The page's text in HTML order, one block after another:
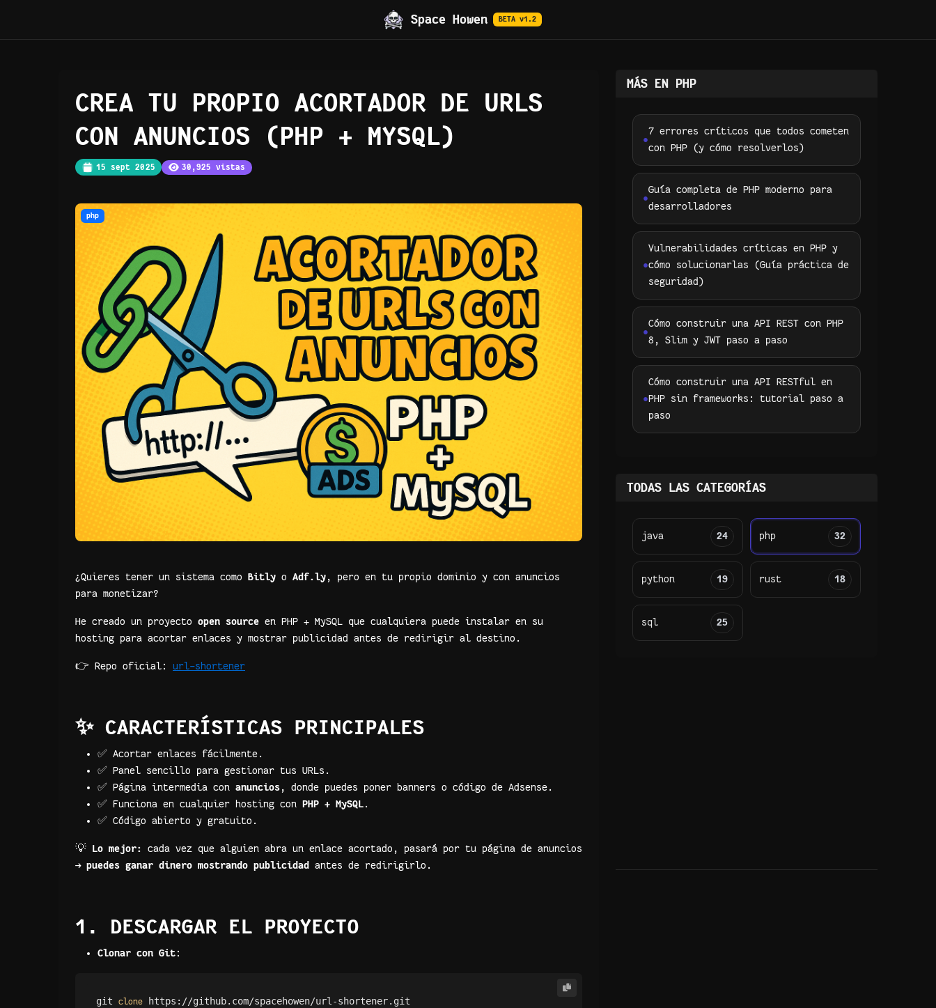
Space Howen BETA v1.2
CREA TU PROPIO ACORTADOR DE URLS
CON ANUNCIOS (PHP + MYSQL)
15 sept 2025 30,925 vistas
php
¿Quieres tener un sistema como Bitly o Adf.ly, pero en tu propio dominio y con anuncios
para monetizar?
He creado un proyecto open source en PHP + MySQL que cualquiera puede instalar en su
hosting para acortar enlaces y mostrar publicidad antes de redirigir al destino.
👉 Repo oficial: url-shortener
✨ CARACTERÍSTICAS PRINCIPALES
✅ Acortar enlaces fácilmente.
✅ Panel sencillo para gestionar tus URLs.
✅ Página intermedia con anuncios, donde puedes poner banners o código de Adsense.
✅ Funciona en cualquier hosting con PHP + MySQL.
✅ Código abierto y gratuito.
💡 Lo mejor: cada vez que alguien abra un enlace acortado, pasará por tu página de anuncios
→ puedes ganar dinero mostrando publicidad antes de redirigirlo.
1. DESCARGAR EL PROYECTO
Clonar con Git:
git clone
MÁS EN PHP
7 errores críticos que todos cometen
con PHP (y cómo resolverlos)
Guía completa de PHP moderno para
desarrolladores
Vulnerabilidades críticas en PHP y
cómo solucionarlas (Guía práctica de
seguridad)
Cómo construir una API REST con PHP
8, Slim y JWT paso a paso
Cómo construir una API RESTful en
PHP sin frameworks: tutorial paso a
paso
TODAS LAS CATEGORÍAS
java 24 php 32
python 19 rust 18
sql 25